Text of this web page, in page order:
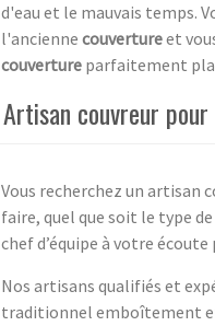
d'eau et le mauvais temps.
l'ancienne couvertureet
couverture parfaitement
Artisan couvreur
Vous recherchez un artisan
faire, quel que soit le type
chef d’équipe à votre
Nos artisans qualifiés et
traditionnel emboîtement